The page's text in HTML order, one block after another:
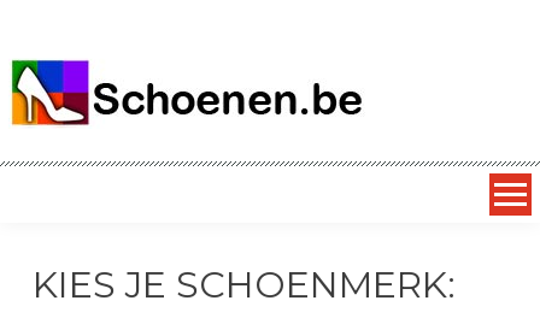
SCHOENEN.beexclusieve schoenmerken
KIES JE SCHOENMERK: